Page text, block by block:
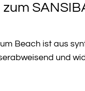
Beach ist aus
und